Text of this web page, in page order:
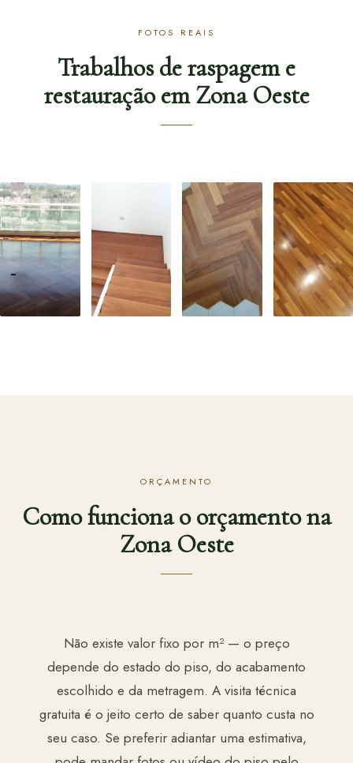
FOTOS REAIS
Trabalhos de raspagem e
restauração em Zona Oeste
ORÇAMENTO
Como funciona o orçamento na
Zona Oeste
Não existe valor fixo por m² — o preço
depende do estado do piso, do acabamento
escolhido e da metragem. A visita técnica
gratuita é o jeito certo de saber quanto custa no
seu caso. Se preferir adiantar uma estimativa,